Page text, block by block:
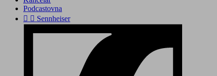
Podcastovna
  Sennheiser